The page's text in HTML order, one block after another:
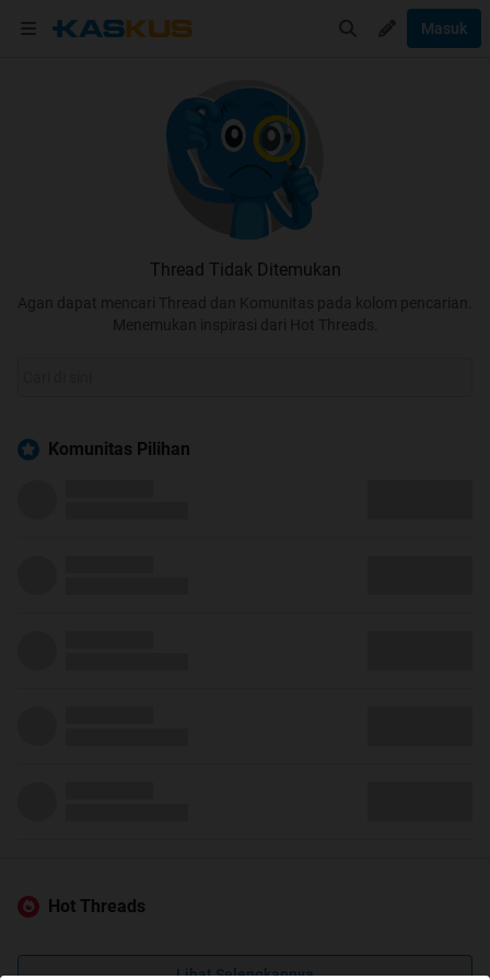
Masuk
Thread Tidak Ditemukan
Agan dapat mencari Thread dan Komunitas pada kolom pencarian.
Menemukan inspirasi dari Hot Threads.
Komunitas Pilihan
Hot Threads
Lihat Selengkapnya